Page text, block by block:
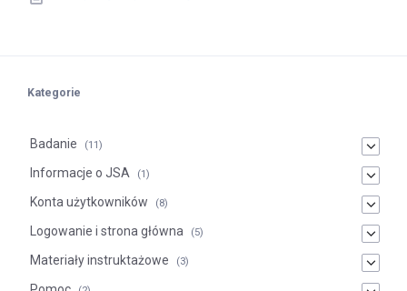
Kategorie
Badanie (11)
Informacje o JSA (1)
Konta użytkowników (8)
Logowanie i strona główna (5)
Materiały instruktażowe (3)